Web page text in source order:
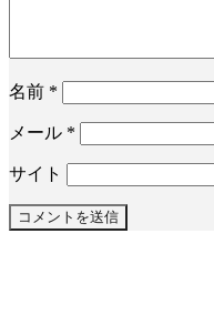
名前 *
メール *
サイト